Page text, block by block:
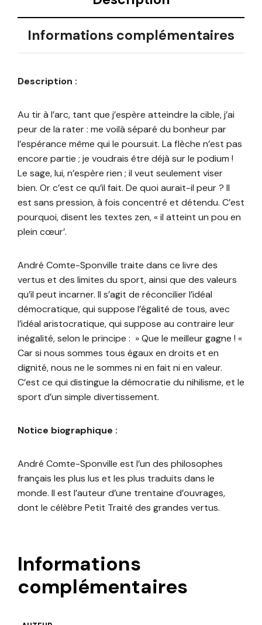
Informations complémentaires
Description :
Au tir à l’arc, tant que j’espère atteindre la cible, j’ai
peur de la rater : me voilà séparé du bonheur par
l’espérance même qui le poursuit. La flèche n’est pas
encore partie ; je voudrais être déjà sur le podium !
Le sage, lui, n’espère rien ; il veut seulement viser
bien. Or c’est ce qu’il fait. De quoi aurait-il peur ? Il
est sans pression, à fois concentré et détendu. C’est
pourquoi, disent les textes zen, « il atteint un pou en
plein cœur’.
André Comte-Sponville traite dans ce livre des
vertus et des limites du sport, ainsi que des valeurs
qu’il peut incarner. Il s’agit de réconcilier l’idéal
démocratique, qui suppose l’égalité de tous, avec
l’idéal aristocratique, qui suppose au contraire leur
inégalité, selon le principe : » Que le meilleur gagne ! «
Car si nous sommes tous égaux en droits et en
dignité, nous ne le sommes ni en fait ni en valeur.
C’est ce qui distingue la démocratie du nihilisme, et le
sport d’un simple divertissement.
Notice biographique :
André Comte-Sponville est l’un des philosophes
français les plus lus et les plus traduits dans le
monde. Il est l’auteur d’une trentaine d’ouvrages,
dont le célèbre Petit Traité des grandes vertus.
Informations
complémentaires